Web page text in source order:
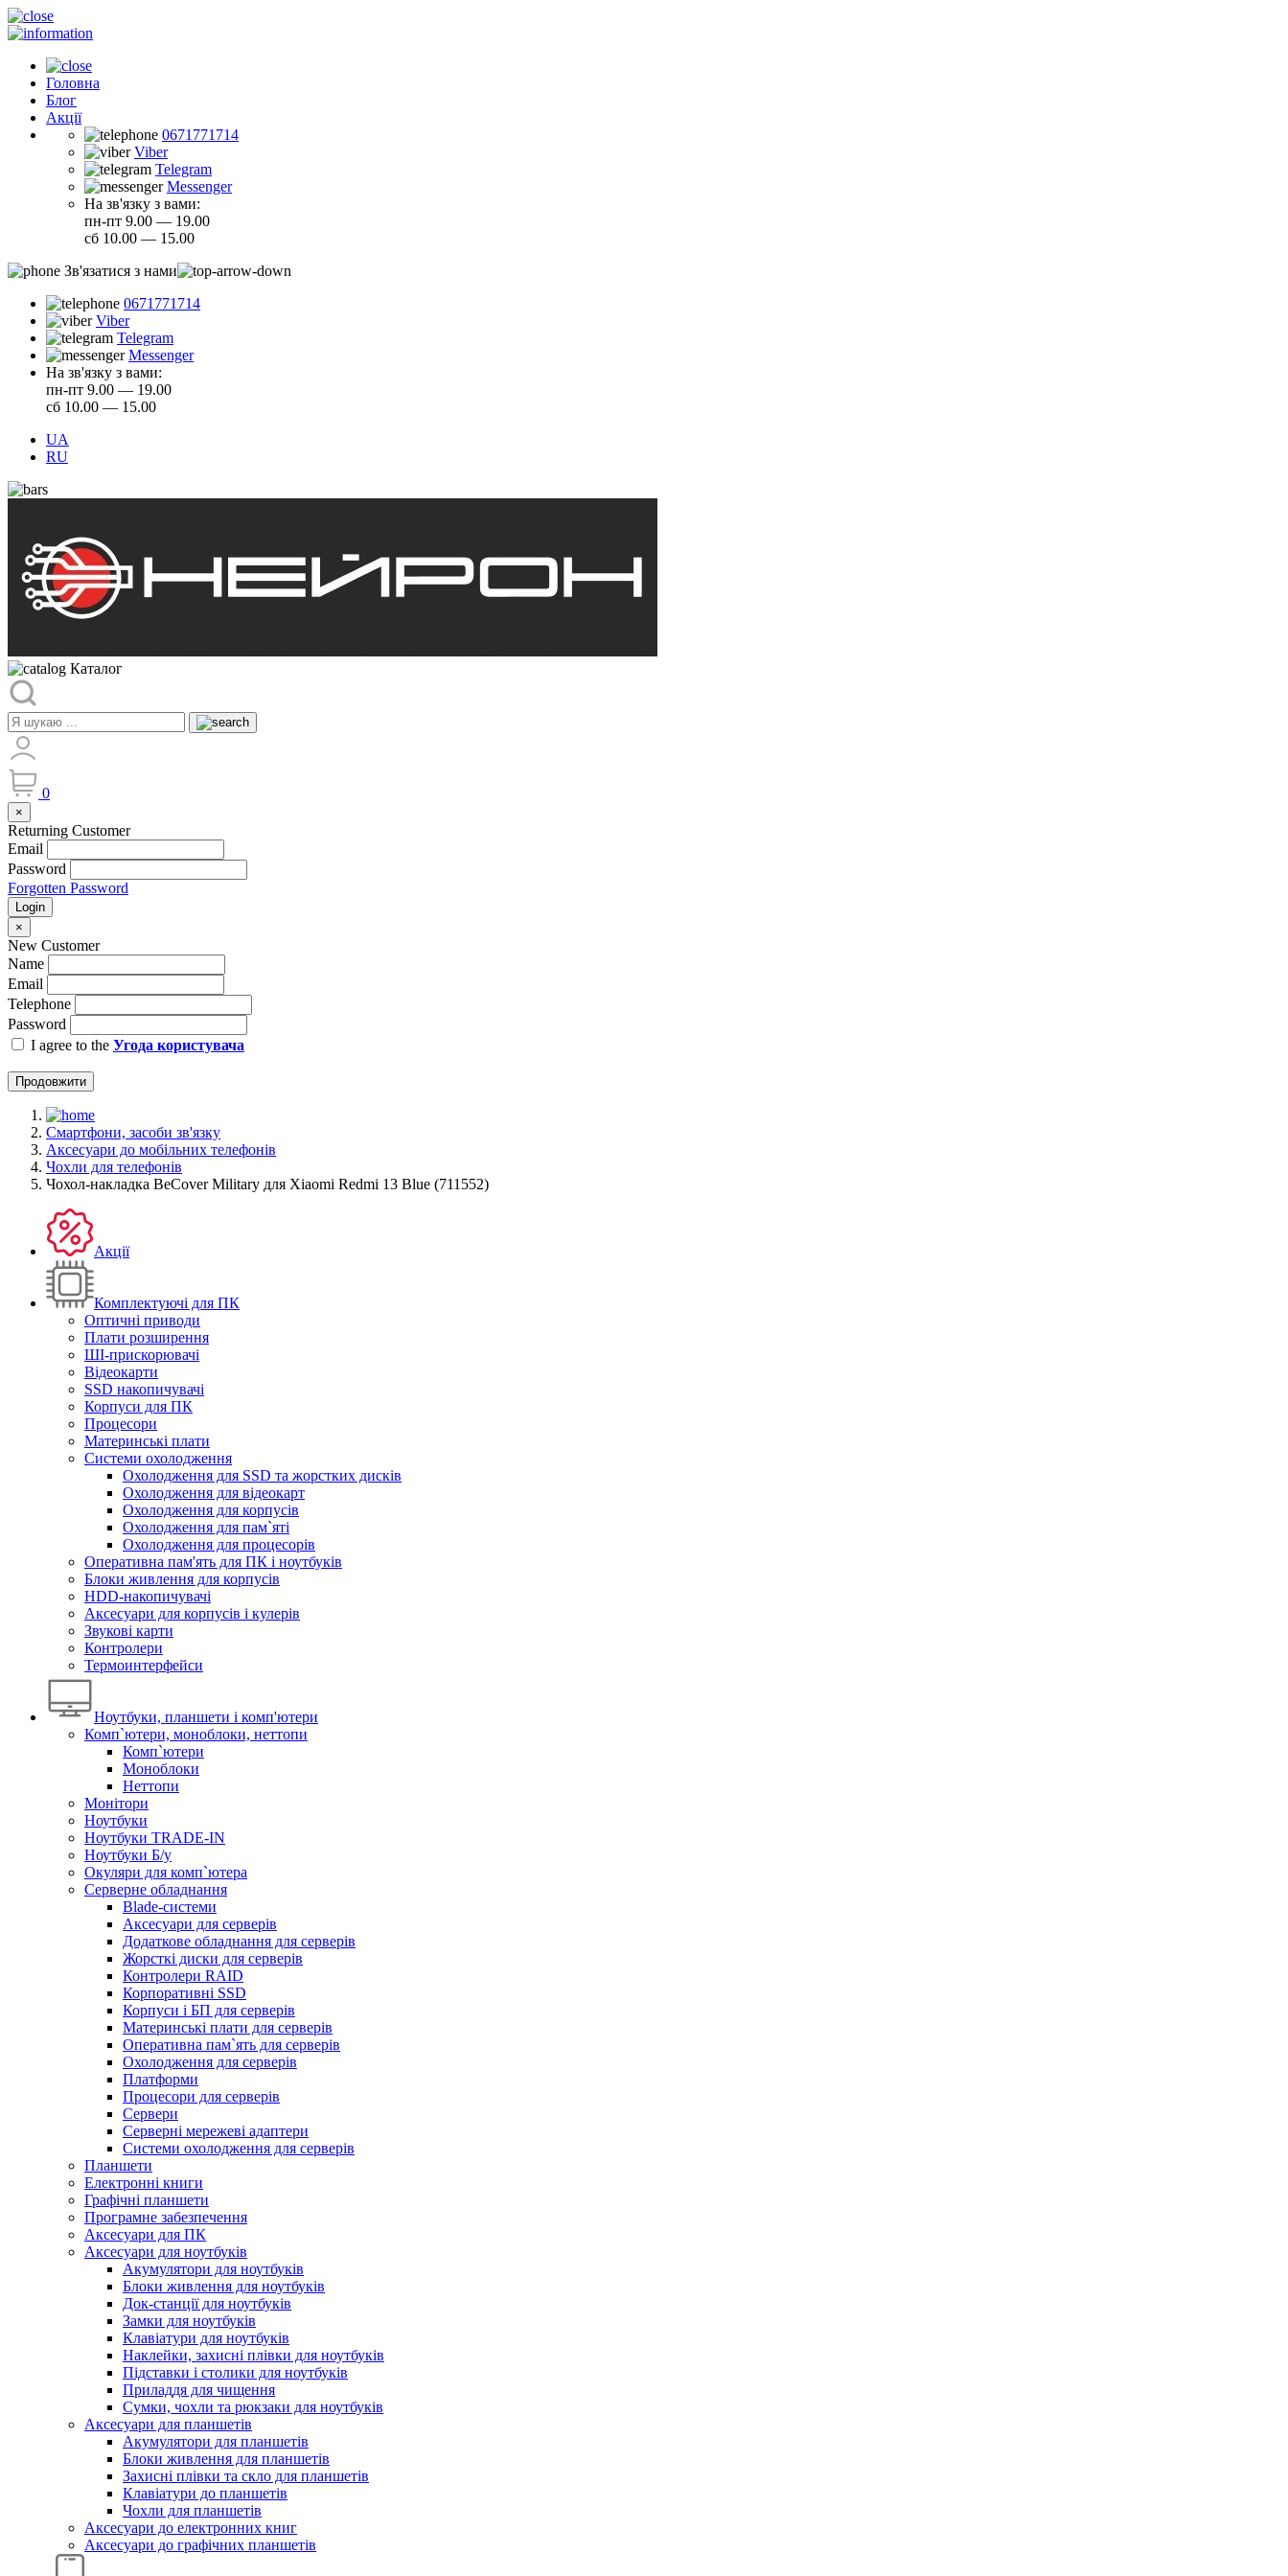
Головна
Блог
Акції
0671771714
Viber
Telegram
Messenger
На зв'язку з вами:
пн-пт 9.00 — 19.00
сб 10.00 — 15.00
Зв'язатися з нами
0671771714
Viber
Telegram
Messenger
На зв'язку з вами:
пн-пт 9.00 — 19.00
сб 10.00 — 15.00
UA
RU
Каталог
0
×
Returning Customer
Email
Password
Forgotten Password
Login
×
New Customer
Name
Email
Telephone
Password
I agree to the Угода користувача
Продовжити
Смартфони, засоби зв'язку
Аксесуари до мобільних телефонів
Чохли для телефонів
Чохол-накладка BeCover Military для Xiaomi Redmi 13 Blue (711552)
Акції
Комплектуючі для ПК
Оптичні приводи
Плати розширення
ШІ-прискорювачі
Відеокарти
SSD накопичувачі
Корпуси для ПК
Процесори
Материнські плати
Системи охолодження
Охолодження для SSD та жорстких дисків
Охолодження для відеокарт
Охолодження для корпусів
Охолодження для пам`яті
Охолодження для процесорів
Оперативна пам'ять для ПК і ноутбуків
Блоки живлення для корпусів
HDD-накопичувачі
Аксесуари для корпусів і кулерів
Звукові карти
Контролери
Термоинтерфейси
Ноутбуки, планшети і комп'ютери
Комп`ютери, моноблоки, неттопи
Комп`ютери
Моноблоки
Неттопи
Монітори
Ноутбуки
Ноутбуки TRADE-IN
Ноутбуки Б/у
Окуляри для комп`ютера
Серверне обладнання
Blade-системи
Аксесуари для серверів
Додаткове обладнання для серверів
Жорсткі диски для серверів
Контролери RAID
Корпоративні SSD
Корпуси і БП для серверів
Материнські плати для серверів
Оперативна пам`ять для серверів
Охолодження для серверів
Платформи
Процесори для серверів
Сервери
Серверні мережеві адаптери
Системи охолодження для серверів
Планшети
Електронні книги
Графічні планшети
Програмне забезпечення
Аксесуари для ПК
Аксесуари для ноутбуків
Акумулятори для ноутбуків
Блоки живлення для ноутбуків
Док-станції для ноутбуків
Замки для ноутбуків
Клавіатури для ноутбуків
Наклейки, захисні плівки для ноутбуків
Підставки і столики для ноутбуків
Приладдя для чищення
Сумки, чохли та рюкзаки для ноутбуків
Аксесуари для планшетів
Акумулятори для планшетів
Блоки живлення для планшетів
Захисні плівки та скло для планшетів
Клавіатури до планшетів
Чохли для планшетів
Аксесуари до електронних книг
Аксесуари дo графічних планшетів